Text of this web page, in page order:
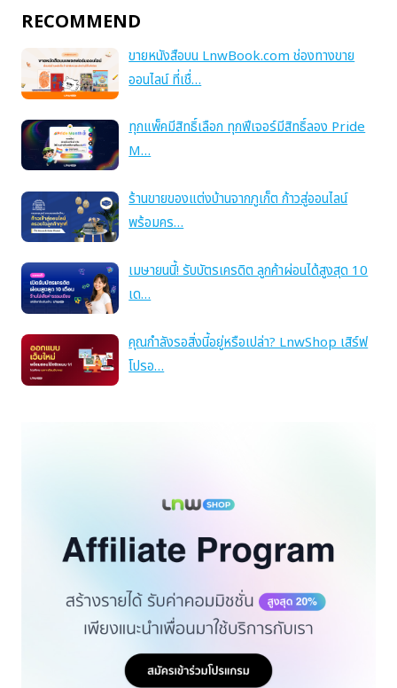
RECOMMEND
ขายหนังสือบน LnwBook.com ช่องทางขาย
ออนไลน์ ที่เชื่…
ทุกแพ็คมีสิทธิ์เลือก ทุกฟีเจอร์มีสิทธิ์ลอง Pride
M…
ร้านขายของแต่งบ้านจากภูเก็ต ก้าวสู่ออนไลน์
พร้อมคร…
เมษายนนี้! รับบัตรเครดิต ลูกค้าผ่อนได้สูงสุด 10
เด…
คุณกำลังรอสิ่งนี้อยู่หรือเปล่า? LnwShop เสิร์ฟ
โปรอ…